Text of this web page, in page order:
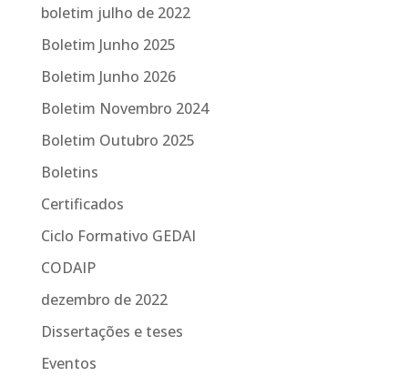
boletim julho de 2022
Boletim Junho 2025
Boletim Junho 2026
Boletim Novembro 2024
Boletim Outubro 2025
Boletins
Certificados
Ciclo Formativo GEDAI
CODAIP
dezembro de 2022
Dissertações e teses
Eventos